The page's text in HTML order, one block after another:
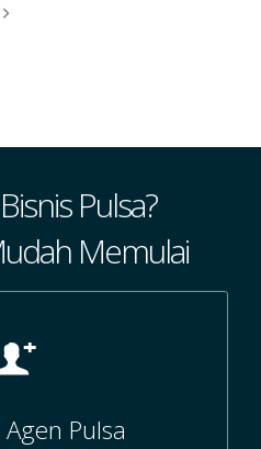
Pulsa?
Memulai
Pulsa